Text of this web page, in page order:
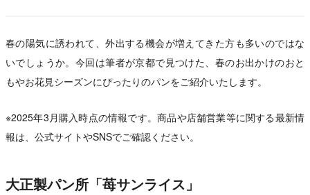
春の陽気に誘われて、外出する機会が増えてきた方も多いのではな
いでしょうか。今回は筆者が京都で見つけた、春のお出かけのおと
もやお花見シーズンにぴったりのパンをご紹介いたします。
※2025年3月購入時点の情報です。商品や店舗営業等に関する最新情
報は、公式サイトやSNSでご確認ください。
大正製パン所「苺サンライス」